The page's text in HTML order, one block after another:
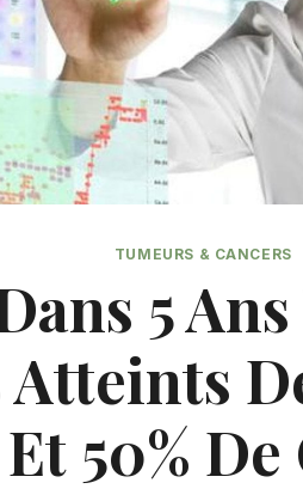
TUMEURS & CANCERS
5
50%